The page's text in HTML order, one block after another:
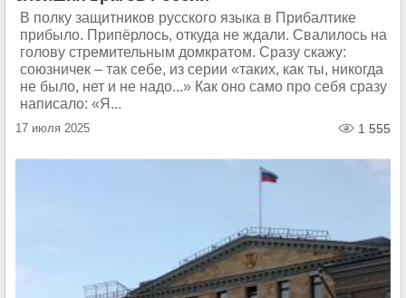
В полку защитников русского языка в Прибалтике
прибыло. Припёрлось, откуда не ждали. Свалилось на
голову стремительным домкратом. Сразу скажу:
союзничек – так себе, из серии «таких, как ты, никогда
не было, нет и не надо...» Как оно само про себя сразу
написало: «Я...
17 июля 2025 1 555